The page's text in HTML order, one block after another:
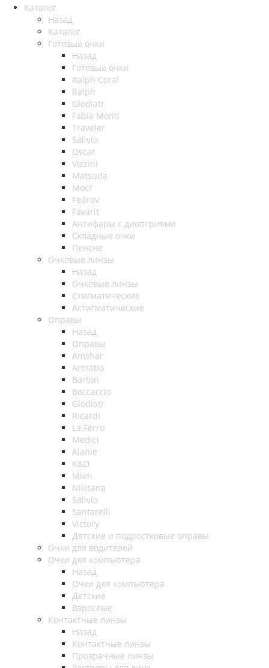
Каталог
Назад
Каталог
Готовые очки
Назад
Готовые очки
Ralph Coral
Ralph
Glodiatr
Fabia Monti
Traveler
Salivio
Oscar
Vizzini
Matsuda
Мост
Fedrov
Favarit
Антифары с диоптриями
Складные очки
Пенсне
Очковые линзы
Назад
Очковые линзы
Стигматические
Астигматические
Оправы
Назад
Оправы
Amshar
Armatio
Barton
Boccaccio
Glodiatr
Ricardi
La Ferro
Medici
Alanie
K&D
Mien
Nikitana
Salivio
Santarelli
Victory
Детские и подростковые оправы
Очки для водителей
Очки для компьютера
Назад
Очки для компьютера
Детские
Взрослые
Контактные линзы
Назад
Контактные линзы
Прозрачные линзы